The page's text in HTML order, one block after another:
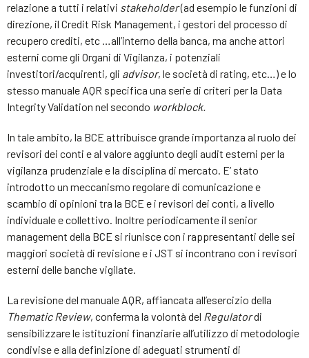
relazione a tutti i relativi stakeholder(ad esempio le funzioni di
direzione, il Credit Risk Management, i gestori del processo di
recupero crediti, etc …all’interno della banca, ma anche attori
esterni come gli Organi di Vigilanza, i potenziali
investitori/acquirenti, gli advisor, le società di rating, etc…) e lo
stesso manuale AQR specifica una serie di criteri per la Data
Integrity Validation nel secondo workblock.
In tale ambito, la BCE attribuisce grande importanza al ruolo dei
revisori dei conti e al valore aggiunto degli audit esterni per la
vigilanza prudenziale e la disciplina di mercato. E’ stato
introdotto un meccanismo regolare di comunicazione e
scambio di opinioni tra la BCE e i revisori dei conti, a livello
individuale e collettivo. Inoltre periodicamente il senior
management della BCE si riunisce con i rappresentanti delle sei
maggiori società di revisione e i JST si incontrano con i revisori
esterni delle banche vigilate.
La revisione del manuale AQR, affiancata all’esercizio della
Thematic Review, conferma la volontà del Regulatordi
sensibilizzare le istituzioni finanziarie all’utilizzo di metodologie
condivise e alla definizione di adeguati strumenti di